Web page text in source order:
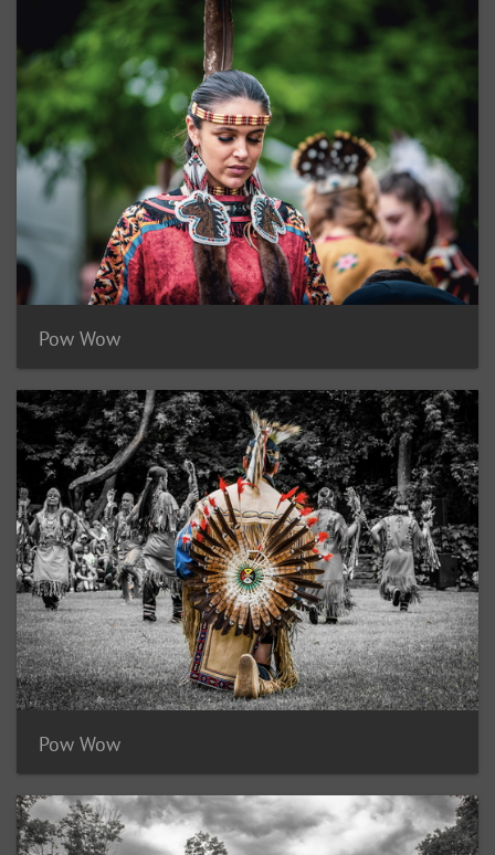
Pow Wow
Pow Wow